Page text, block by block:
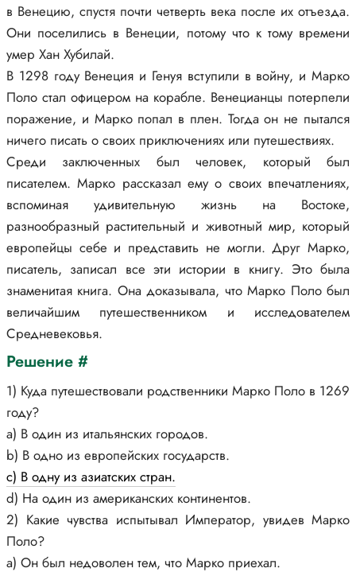
в Венецию, спустя почти четверть века после их отъезда.
Они поселились в Венеции, потому что к тому времени
умер Хан Хубилай.
В 1298 году Венеция и Генуя вступили в войну, и Марко
Поло стал офицером на корабле. Венецианцы потерпели
поражение, и Марко попал в плен. Тогда он не пытался
ничего писать о своих приключениях или путешествиях.
Среди заключенных был человек, который был
писателем. Марко рассказал ему о своих впечатлениях,
вспоминая удивительную жизнь на Востоке,
разнообразный растительный и животный мир, который
европейцы себе и представить не могли. Друг Марко,
писатель, записал все эти истории в книгу. Это была
знаменитая книга. Она доказывала, что Марко Поло был
величайшим путешественником и исследователем
Средневековья.
Решение #
1) Куда путешествовали родственники Марко Поло в 1269
году?
а) В один из итальянских городов.
b) В одно из европейских государств.
c) В одну из азиатских стран.
d) На один из американских континентов.
2) Какие чувства испытывал Император, увидев Марко
Поло?
а) Он был недоволен тем, что Марко приехал.